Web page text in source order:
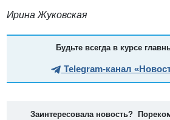
Ирина Жуковская
Будьте всегда в курсе
Telegram-канал
Заинтересовала новость?